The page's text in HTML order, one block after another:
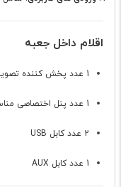
اقلام داخل جعبه
1 عدد پخش کننده تصویری خودرو مدل M3202
1 عدد پنل اختصاصی مناسب ساینا و کوییک
2 عدد کابل USB
1 عدد کابل AUX